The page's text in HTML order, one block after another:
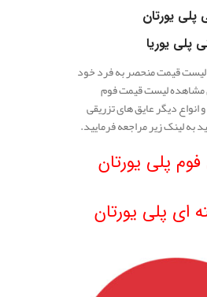
پلی یورتان
پلی یوریا
قیمت منحصر به فرد خود
مشاهده لیست قیمت فوم
انواع دیگر عایق های تزریقی
به لینک زیر مراجعه فرمایید.
پلی یورتان
ای پلی یورتان